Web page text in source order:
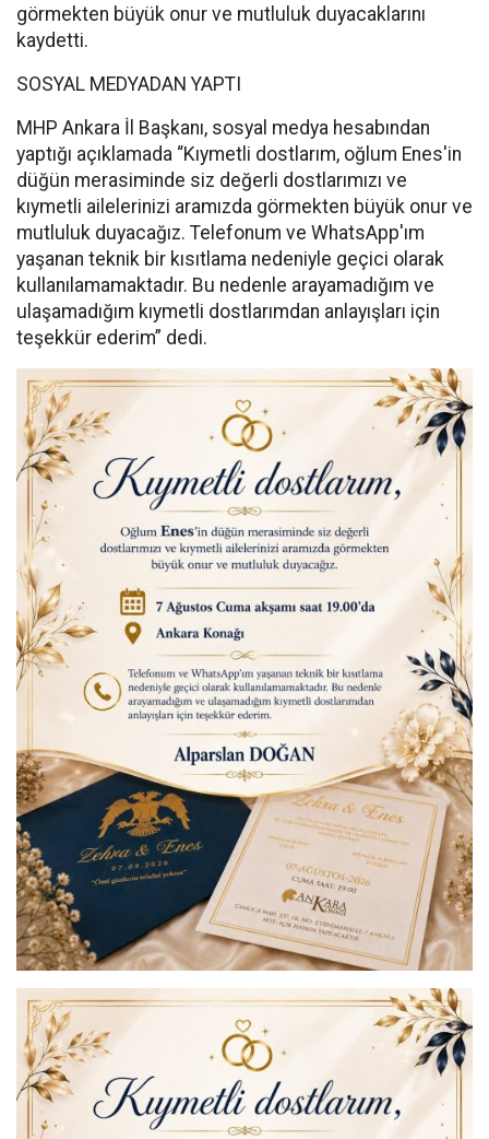
görmekten büyük onur ve mutluluk duyacaklarını
kaydetti.
SOSYAL MEDYADAN YAPTI
MHP Ankara İl Başkanı, sosyal medya hesabından
yaptığı açıklamada “Kıymetli dostlarım, oğlum Enes'in
düğün merasiminde siz değerli dostlarımızı ve
kıymetli ailelerinizi aramızda görmekten büyük onur ve
mutluluk duyacağız. Telefonum ve WhatsApp'ım
yaşanan teknik bir kısıtlama nedeniyle geçici olarak
kullanılamamaktadır. Bu nedenle arayamadığım ve
ulaşamadığım kıymetli dostlarımdan anlayışları için
teşekkür ederim” dedi.